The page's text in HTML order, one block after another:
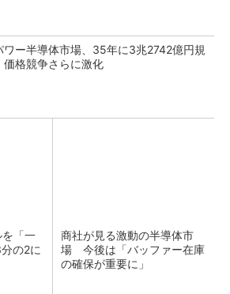
ワー半導体市場、35年に3兆2742億円規
格競争さらに激化
を「一
の2に
商社が見る激動の半導体市
場 今後は「バッファー在庫
の確保が重要に」